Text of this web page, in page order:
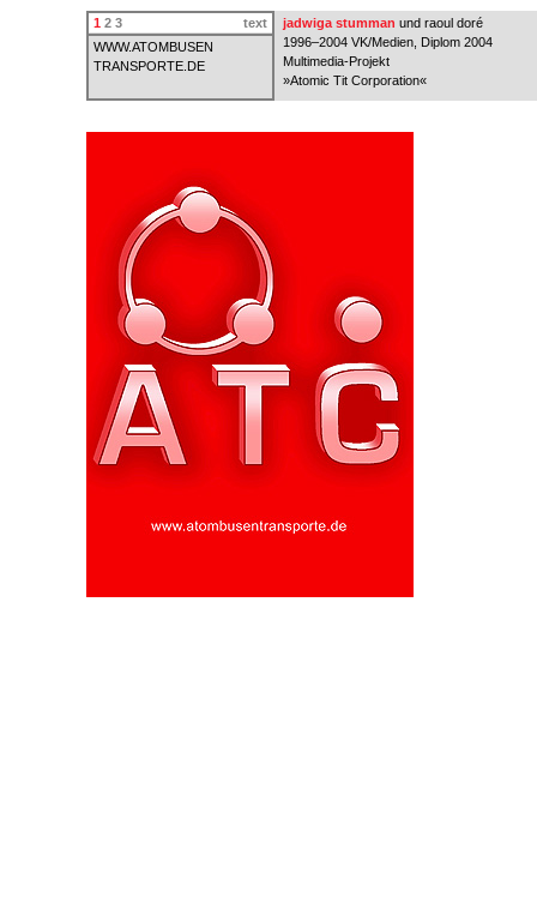
1 2 3
text
WWW.ATOMBUSEN
TRANSPORTE.DE
jadwiga stumman und raoul doré
1996–2004 VK/Medien, Diplom 2004
Multimedia-Projekt
»Atomic Tit Corporation«